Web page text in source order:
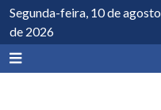
Segunda-feira, 10 de agosto
de 2026